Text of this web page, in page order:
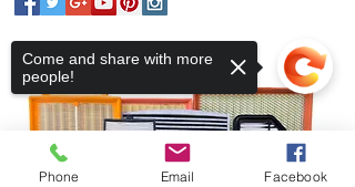
Phone Email Facebook
Come and share with more
people!